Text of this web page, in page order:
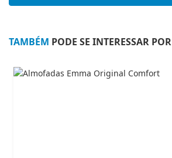
TAMBÉM PODE SE INTERESSAR POR